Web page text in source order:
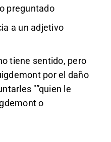
preguntado
a un adjetivo
tiene sentido, pero
por el daño
"”quien le
o